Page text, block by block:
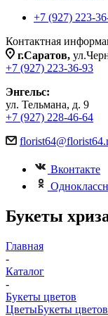
+7 (927) 223-
Контактная
г.Саратов,
+7 (927) 223-36-93
Энгельс:
ул. Тельмана, д. 9
+7 (927) 228-46-64
Вконтакте
Букеты
Главная
-
Каталог
-
Букеты цветов
ЦветыБукеты цветов